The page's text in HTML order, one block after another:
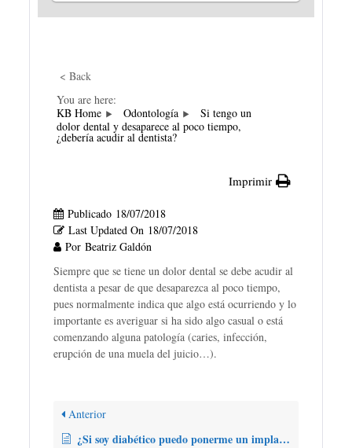
< Back
You are here:
KB Home
Odontología
Si tengo un
dolor dental y desaparece al poco tiempo,
¿debería acudir al dentista?
Imprimir
Publicado 18/07/2018
Last Updated On 18/07/2018
Por Beatriz Galdón
Siempre que se tiene un dolor dental se debe acudir al
dentista a pesar de que desaparezca al poco tiempo,
pues normalmente indica que algo está ocurriendo y lo
importante es averiguar si ha sido algo casual o está
comenzando alguna patología (caries, infección,
erupción de una muela del juicio…).
Anterior
¿Si soy diabético puedo ponerme un implante?